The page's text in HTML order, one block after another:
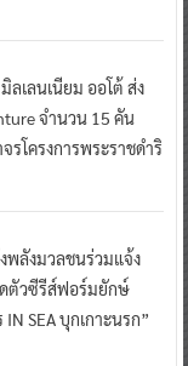
ลเลนเนียม ออโต้ ส่ง
จำนวน 15 คัน
โครงการพระราชดำริ
พลังมวลชนร่วมแจ้ง
ตัวซีรีส์ฟอร์มยักษ์
SEA บุกเกาะนรก”